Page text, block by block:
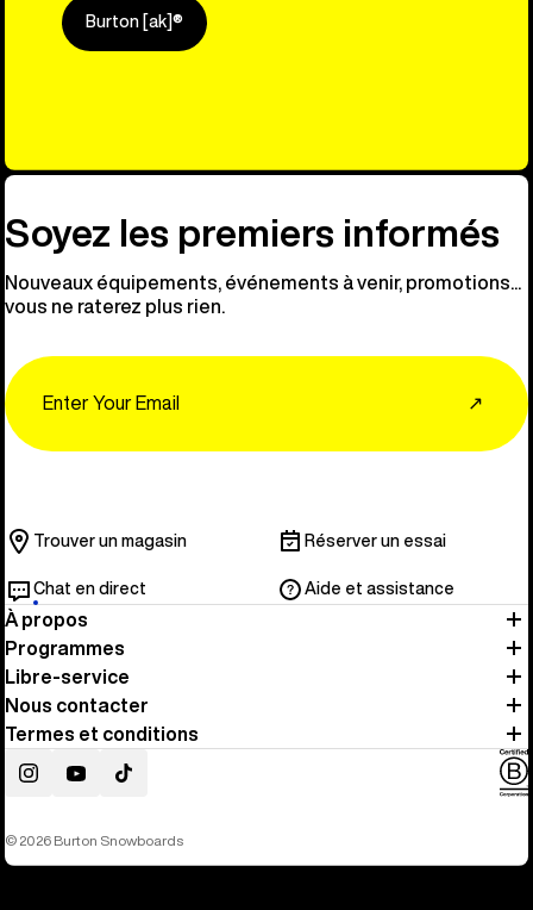
Burton [ak]®
Découvre
Soyez les premiers informés
Nouveaux équipements, événements à venir, promotions...
vous ne raterez plus rien.
↗
Trouver un magasin Réserver un essai
Chat en direct Aide et assistance
À propos
Programmes
Libre-service
Nous contacter
Termes et conditions
InstagramYouTubeTikTok
© 2026 Burton Snowboards